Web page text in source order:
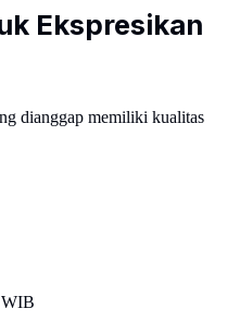
Ekspresikan
dianggap memiliki kualitas
WIB